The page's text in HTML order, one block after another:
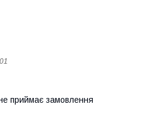
приймає замовлення